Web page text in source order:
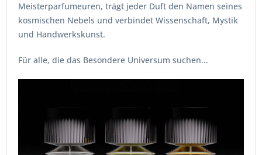
Meisterparfumeuren, trägt jeder Duft den Namen seines
kosmischen Nebels und verbindet Wissenschaft, Mystik
und Handwerkskunst.
Für alle, die das Besondere Universum suchen...